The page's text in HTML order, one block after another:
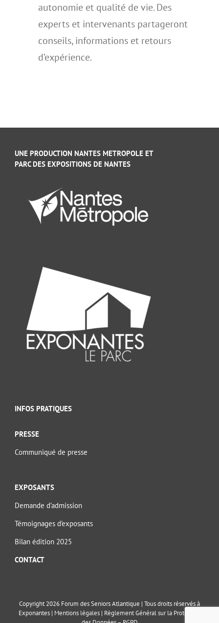
autonomie et qualité de vie. Des
experts et intervenants partageront
conseils, informations et retours
d’expérience.
UNE PRODUCTION NANTES METROPOLE ET
PARC DES EXPOSITIONS DE NANTES
INFOS PRATIQUES
PRESSE
Communiqué de presse
EXPOSANTS
Demande d’admission
Témoignages d’exposants
Bilan édition 2025
CONTACT
Copyright 2026 Forum des Seniors Atlantique | Tous droits réservés à
Exponantes | Mentions légales| Règlement Général sur la Protection